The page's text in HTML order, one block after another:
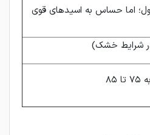
اما حساس به اسیدهای قوی
شرایط خشک)